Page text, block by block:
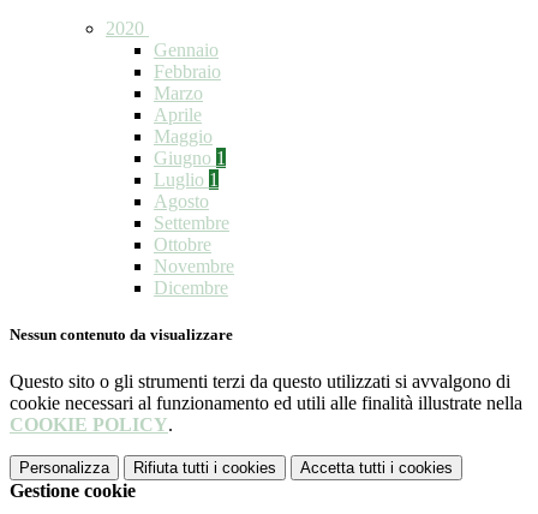
2020
Gennaio
Febbraio
Marzo
Aprile
Maggio
Giugno 1
Luglio 1
Agosto
Settembre
Ottobre
Novembre
Dicembre
Nessun contenuto da visualizzare
Questo sito o gli strumenti terzi da questo utilizzati si avvalgono di
cookie necessari al funzionamento ed utili alle finalità illustrate nella
COOKIE POLICY.
Personalizza Rifiuta tutti i cookies Accetta tutti i cookies
Gestione cookie